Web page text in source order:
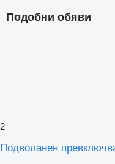
Подобни обяви
2
Подволанен